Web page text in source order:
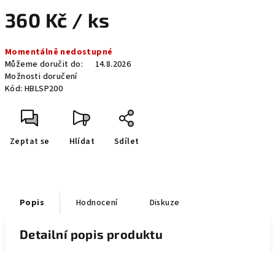
360 Kč / ks
cena:
Momentálně nedostupné
Můžeme doručit do:
14.8.2026
Možnosti doručení
Kód: HBLSP200
Zeptat se Hlídat Sdílet
Popis Hodnocení Diskuze
Detailní popis produktu